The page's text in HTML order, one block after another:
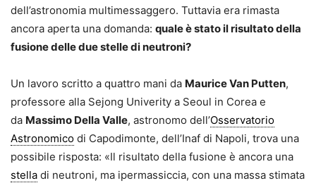
dell’astronomia multimessaggero. Tuttavia era rimasta
ancora aperta una domanda: quale è stato il risultato della
fusione delle due stelle di neutroni?
Un lavoro scritto a quattro mani da Maurice Van Putten,
professore alla Sejong Univerity a Seoul in Corea e
da Massimo Della Valle, astronomo dell’Osservatorio
Astronomico di Capodimonte, dell’Inaf di Napoli, trova una
possibile risposta: «Il risultato della fusione è ancora una
stella di neutroni, ma ipermassiccia, con una massa stimata